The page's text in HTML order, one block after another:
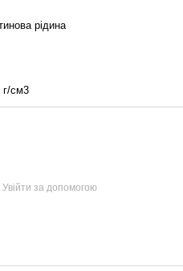
рідина
г/см3
Увійти за допомогою